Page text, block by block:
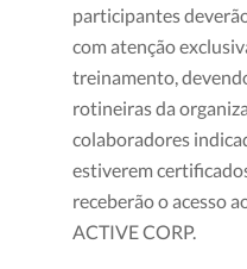
participantes
com atenção
treinamento,
rotineiras da
colaboradores
estiverem
receberão o acesso
ACTIVE CORP.